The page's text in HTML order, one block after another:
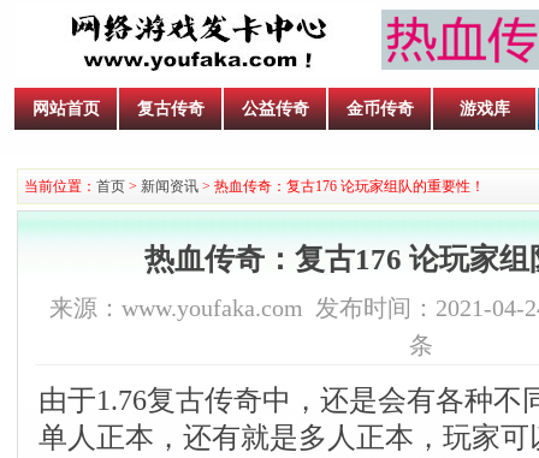
网站首页 复古传奇 公益传奇 金币传奇 游戏库
当前位置： 首页 > 新闻资讯 > 热血传奇：复古176 论玩家组队的重要性！
热血传奇：复古176 论玩家
来源：www.youfaka.com 发布时间：2021-04-
条
由于1.76复古传奇中，还是会有各种不
单人正本，还有就是多人正本，玩家